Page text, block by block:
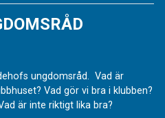
ungdomsråd. Vad är
Vad gör vi bra i klubben?
är inte riktigt lika bra?